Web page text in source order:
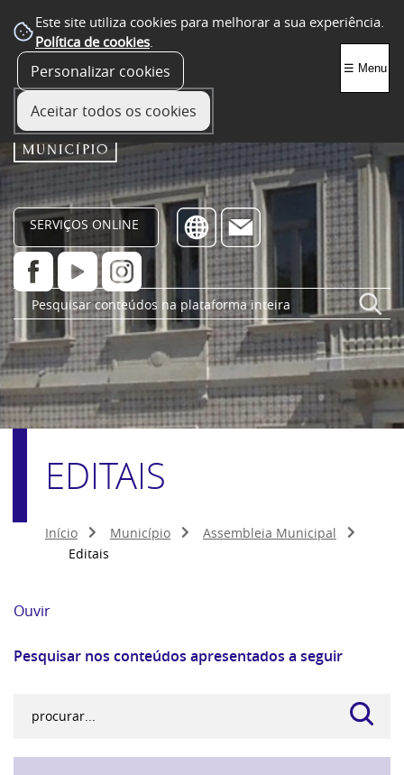
Este site utiliza cookies para melhorar a sua experiência.
Política de cookies.
Personalizar cookies
Aceitar todos os cookies
SERVIÇOS ONLINE
☰ Menu
EDITAIS
Início Município
Assembleia Municipal
Editais
Ouvir
Pesquisar nos conteúdos apresentados a seguir